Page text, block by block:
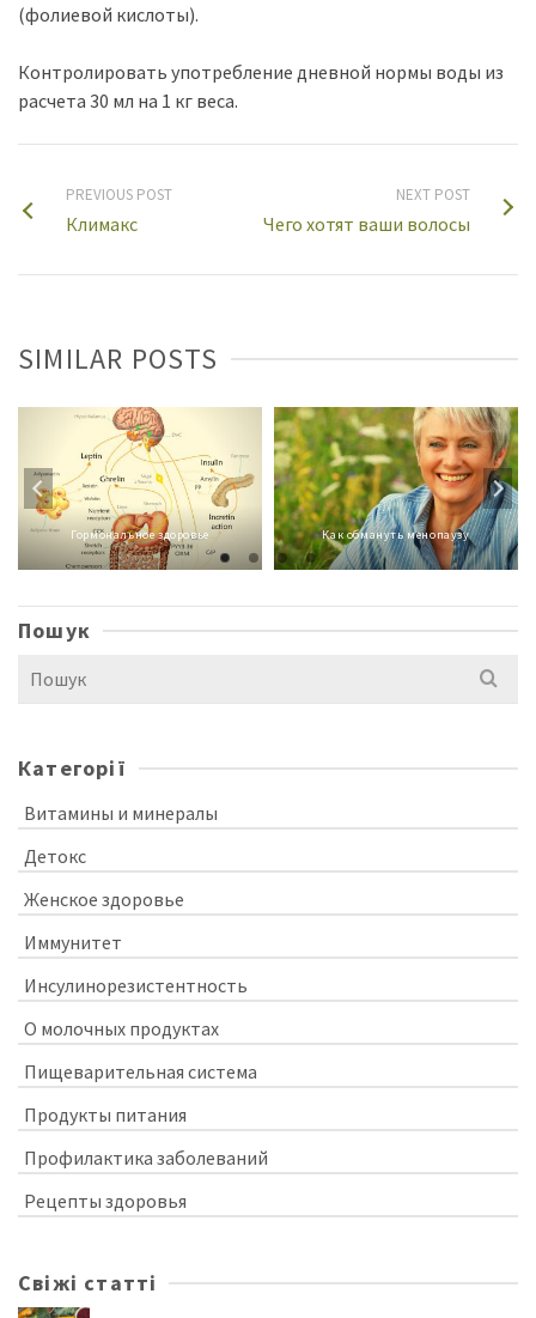
(фолиевой кислоты).
Контролировать употребление дневной нормы воды из
расчета 30 мл на 1 кг веса.
PREVIOUS POST
Климакс
NEXT POST
Чего хотят ваши волосы
SIMILAR POSTS
Гормональное здоровье Как обмануть менопаузу
Пошук
Search
for:
Категорії
Витамины и минералы
Детокс
Женское здоровье
Иммунитет
Инсулинорезистентность
О молочных продуктах
Пищеварительная система
Продукты питания
Профилактика заболеваний
Рецепты здоровья
Свіжі статті